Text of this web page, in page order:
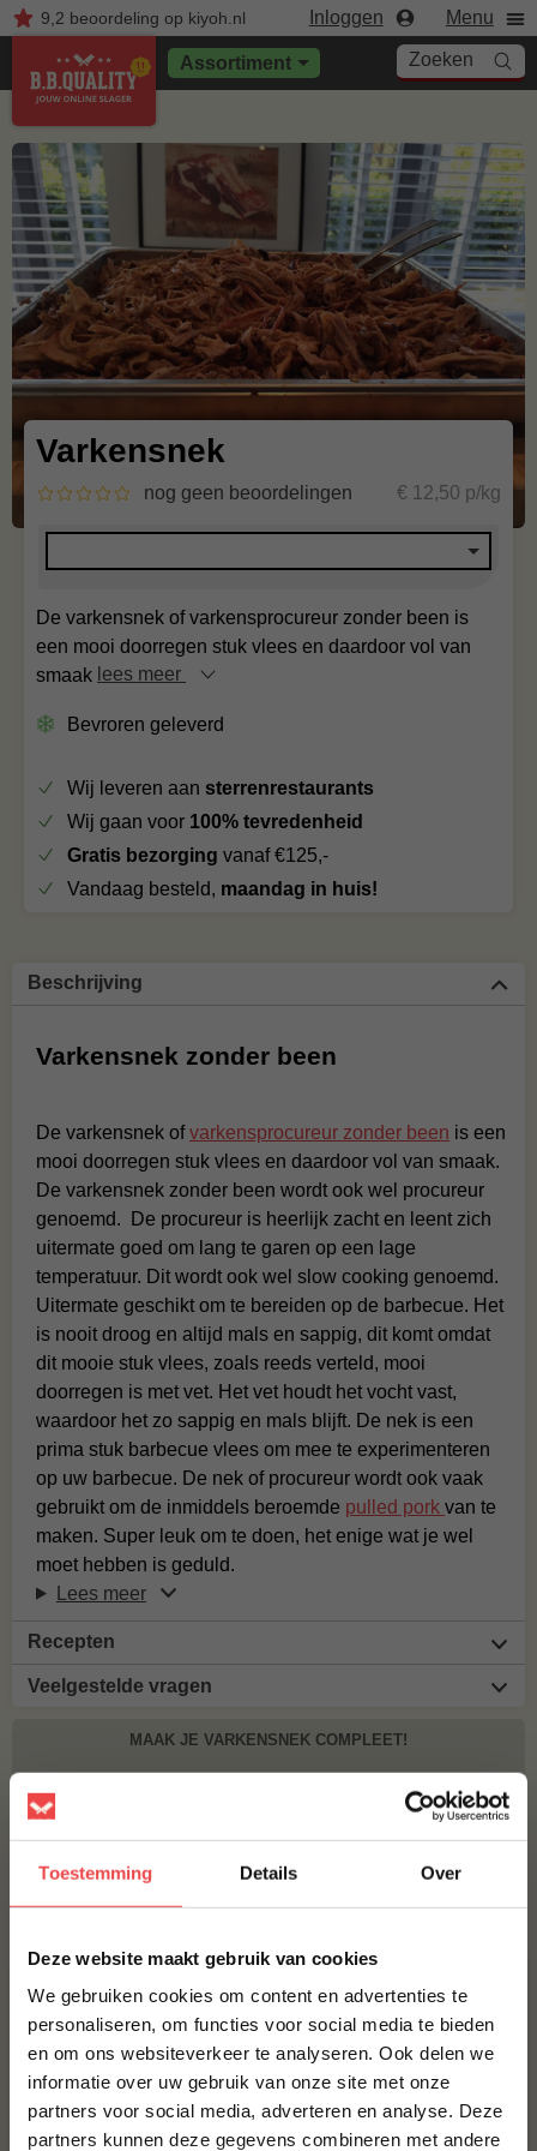
Toestemming Details Over
Deze website maakt gebruik van cookies
We gebruiken cookies om content en advertenties te
personaliseren, om functies voor social media te bieden
en om ons websiteverkeer te analyseren. Ook delen we
informatie over uw gebruik van onze site met onze
partners voor social media, adverteren en analyse. Deze
partners kunnen deze gegevens combineren met andere
9,2 beoordelingop kiyoh.nl Inloggen Menu
Assortiment Zoeken
Varkensnek
nog geen beoordelingen € 12,50 p/kg
De varkensnek of varkensprocureur zonder been is
een mooi doorregen stuk vlees en daardoor vol van
smaak lees meer
Bevroren geleverd
Wij leveren aan sterrenrestaurants
Wij gaan voor 100% tevredenheid
Gratis bezorging vanaf €125,-
Vandaag besteld, maandag in huis!
Beschrijving
Varkensnek zonder been
De varkensnek ofvarkensprocureur zonder been is een
mooi doorregen stuk vlees en daardoor vol van smaak.
De varkensnek zonder been wordt ook wel procureur
genoemd. De procureur is heerlijk zacht en leent zich
uitermate goed om lang te garen op een lage
temperatuur. Dit wordt ook wel slow cooking genoemd.
Uitermate geschikt om te bereiden op de barbecue. Het
is nooit droog en altijd mals en sappig, dit komt omdat
dit mooie stuk vlees, zoals reeds verteld, mooi
doorregen is met vet. Het vet houdt het vocht vast,
waardoor het zo sappig en mals blijft. De nek is een
prima stuk barbecue vlees om mee te experimenteren
op uw barbecue. De nek of procureur wordt ook vaak
gebruikt om de inmiddels beroemde pulled pork van te
maken. Super leuk om te doen, het enige wat je wel
moet hebben is geduld.
Lees meer
Recepten
Veelgestelde vragen
MAAK JE VARKENSNEK COMPLEET!
€ 9,95
Bestel alles
10% korting op je
eerste bestelling*
Schrijf je in voor onze nieuwsbrief en ontvang direct
10% korting op jouw eerste bestelling.